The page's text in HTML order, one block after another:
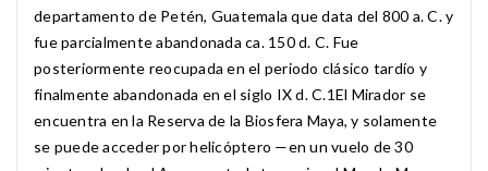
departamento de Petén, Guatemala que data del 800 a. C. y
fue parcialmente abandonada ca. 150 d. C. Fue
posteriormente reocupada en el periodo clásico tardío y
finalmente abandonada en el siglo IX d. C.1​ El Mirador se
encuentra en la Reserva de la Biosfera Maya, y solamente
se puede acceder por helicóptero —en un vuelo de 30